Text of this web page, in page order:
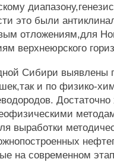
это были
отложениям,для
верхнеюрского
Сибири выявлены
и по физико-
выработки
на современном